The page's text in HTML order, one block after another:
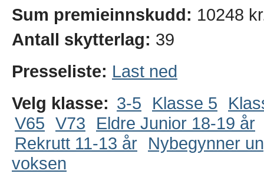
Sum premieinnskudd: 10248
Antall skytterlag: 39
Presseliste: Last ned
Velg klasse: 3-5 Klasse 5
V65 V73
Eldre Junior 18-19 år
Rekrutt 11-13 år
Nybegynner
voksen